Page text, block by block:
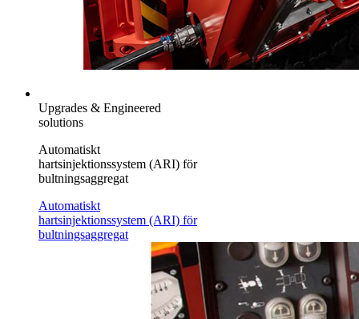
Upgrades & Engineered
solutions
Automatiskt
hartsinjektionssystem (ARI) för
bultningsaggregat
Automatiskt
hartsinjektionssystem (ARI) för
bultningsaggregat